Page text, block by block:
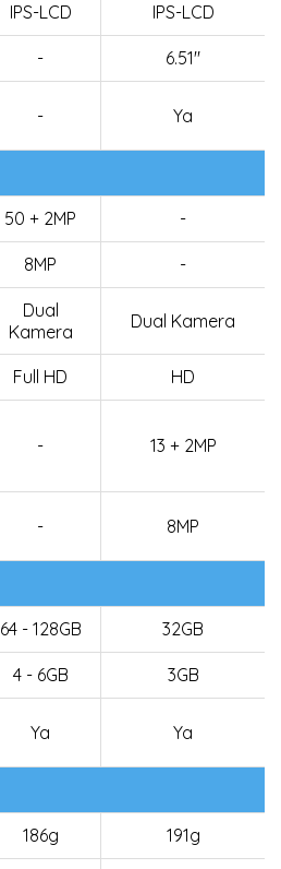
IPS-LCD IPS-LCD
- 6.51"
- Ya
50 + 2MP -
8MP -
Dual
Kamera
Dual Kamera
Full HD HD
- 13 + 2MP
- 8MP
64 - 128GB 32GB
4 - 6GB 3GB
Ya Ya
186g 191g